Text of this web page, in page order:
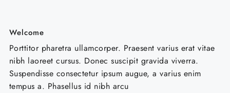
Welcome
Porttitor pharetra ullamcorper. Praesent varius erat vitae
nibh laoreet cursus. Donec suscipit gravida viverra.
Suspendisse consectetur ipsum augue, a varius enim
tempus a. Phasellus id nibh arcu